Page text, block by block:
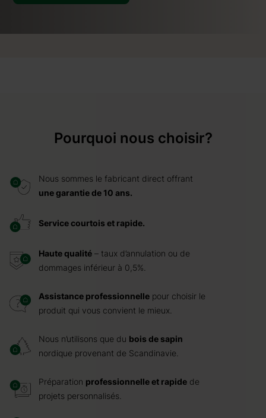
Pourquoi nous choisir?
Nous sommes le fabricant direct offrant
une garantie de 10 ans.
Service courtois et rapide.
Haute qualité – taux d’annulation ou de
dommages inférieur à 0,5%.
Assistance professionnelle pour choisir le
produit qui vous convient le mieux.
Nous n’utilisons que du bois de sapin
nordique provenant de Scandinavie.
Préparation professionnelle et rapide de
projets personnalisés.